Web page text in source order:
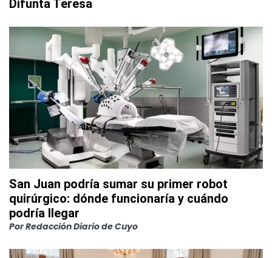
Difunta Teresa
San Juan podría sumar su primer robot
quirúrgico: dónde funcionaría y cuándo
podría llegar
PorRedacción Diario de Cuyo